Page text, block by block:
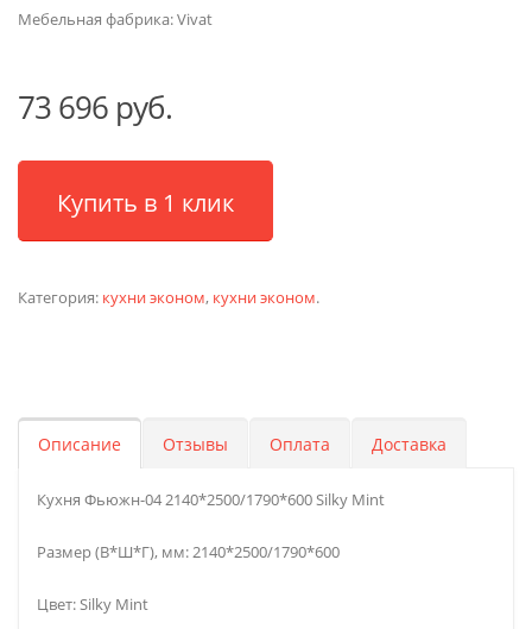
Мебельная фабрика:Vivat
73 696 руб.
Купить в 1 клик
Категория: кухни эконом, кухни эконом.
Описание Отзывы Оплата Доставка
Кухня Фьюжн-04 2140*2500/1790*600 Silky Mint
Размер (В*Ш*Г), мм: 2140*2500/1790*600
Цвет: Silky Mint